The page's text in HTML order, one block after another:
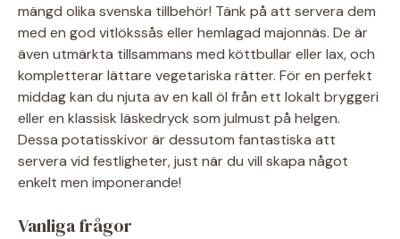
mängd olika svenska tillbehör! Tänk på att servera dem
med en god vitlökssås eller hemlagad majonnäs. De är
även utmärkta tillsammans med köttbullar eller lax, och
kompletterar lättare vegetariska rätter. För en perfekt
middag kan du njuta av en kall öl från ett lokalt bryggeri
eller en klassisk läskedryck som julmust på helgen.
Dessa potatisskivor är dessutom fantastiska att
servera vid festligheter, just när du vill skapa något
enkelt men imponerande!
Vanliga frågor